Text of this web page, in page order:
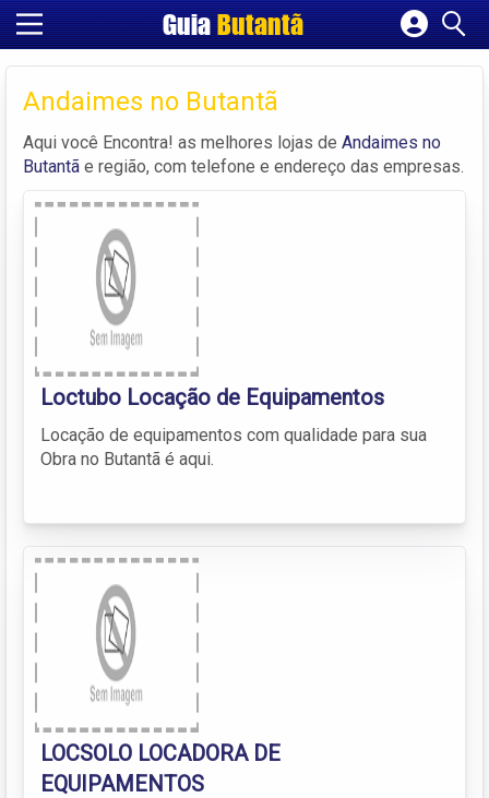
GuiaButantã
Cadastrar empresa
Fazer login
Criar conta
Andaimes no Butantã
Aqui você Encontra! as melhores lojas de Andaimes no
Butantã e região, com telefone e endereço das empresas.
Loctubo Locação de Equipamentos
Locação de equipamentos com qualidade para sua
Obra no Butantã é aqui.
LOCSOLO LOCADORA DE
EQUIPAMENTOS